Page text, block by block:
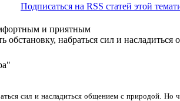
Подписаться на RSS статей этой
и приятным
набраться сил и
сил и насладиться общением с природой. Но